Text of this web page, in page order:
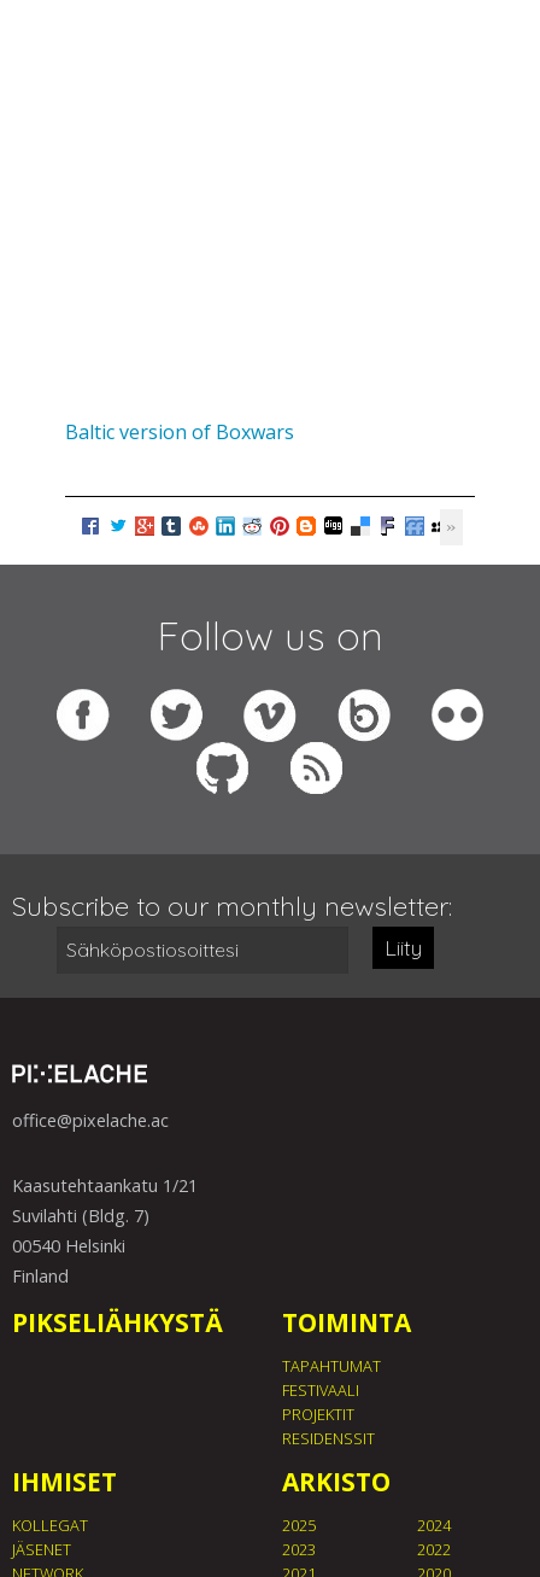
Baltic version of Boxwars
Follow us on
Subscribe to our monthly newsletter:
Liity
office@pixelache.ac
Kaasutehtaankatu 1/21
Suvilahti (Bldg. 7)
00540 Helsinki
Finland
PIKSELIÄHKYSTÄ TOIMINTA
TAPAHTUMAT
FESTIVAALI
PROJEKTIT
RESIDENSSIT
IHMISET
KOLLEGAT
JÄSENET
ARKISTO
2025
2024
2023
2022